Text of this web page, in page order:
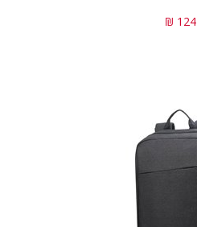
124 ₪